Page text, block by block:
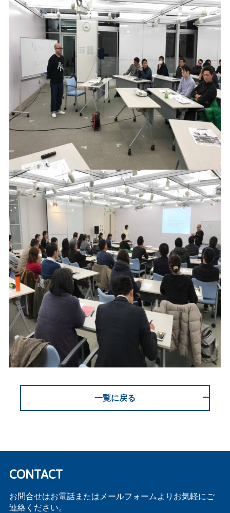
一覧に戻る
CONTACT
お問合せはお電話またはメールフォームよりお気軽にご
連絡ください。